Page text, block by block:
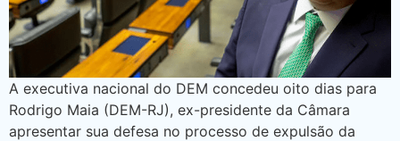
A executiva nacional do DEM concedeu oito dias para
Rodrigo Maia (DEM-RJ), ex-presidente da Câmara
apresentar sua defesa no processo de expulsão da